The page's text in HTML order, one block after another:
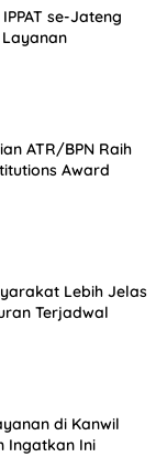
se-Jateng
ATR/BPN Raih
Award
Lebih Jelas
Terjadwal
di Kanwil
Ingatkan Ini